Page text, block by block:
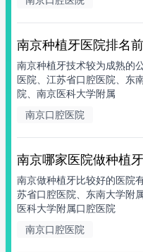
南京种植牙医院排名
南京种植牙技术较为成熟的
医院、江苏省口腔医院、东
院、南京医科大学附属
南京口腔医院
南京哪家医院做种植
南京做种植牙比较好的医院
苏省口腔医院、东南大学附
医科大学附属口腔医院
南京口腔医院